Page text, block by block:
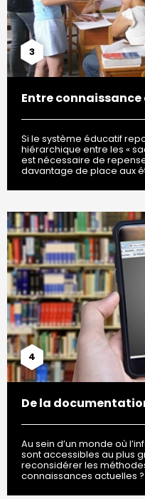
3
Entre
Si le système éducatif
hiérarchique entre les «
est nécessaire de
davantage de place aux
4
De la
Au sein d’un monde où
sont accessibles au plus
reconsidérer les
connaissances actuelles ?